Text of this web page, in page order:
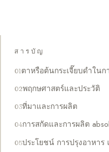
สารบัญ
ตาหรือต้นกระเจี๊ยบดำใน
พฤกษศาสตร์และประวัติ
ที่มาและการผลิต
การสกัดและการผลิต
ประโยชน์ การปรุงอาหา